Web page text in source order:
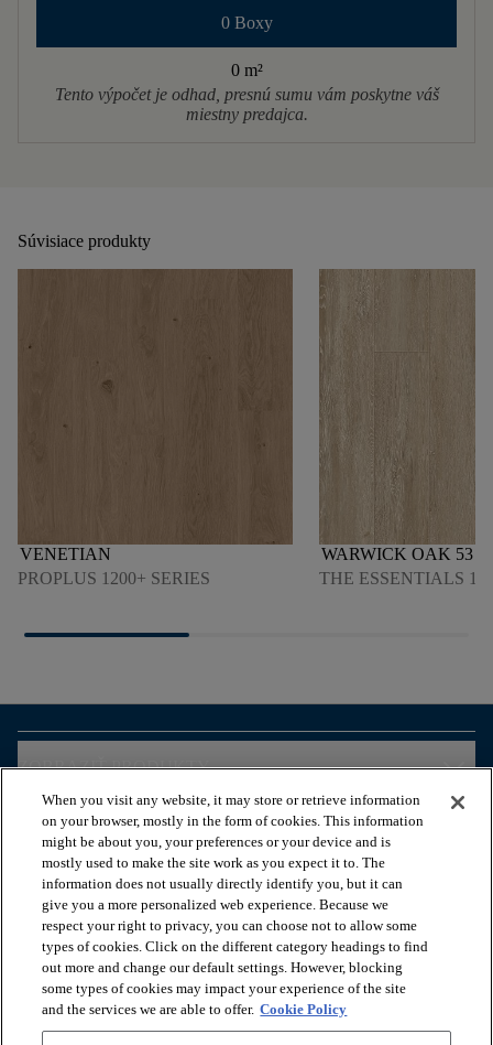
0 Boxy
0 m²
Tento výpočet je odhad, presnú sumu vám poskytne váš
miestny predajca.
Súvisiace produkty
VENETIAN
PROPLUS 1200+ SERIES
WARWICK OAK 53
THE ESSENTIALS
ZOBRAZIŤ PRODUKTY arrow_forward_ios
ZOBRAZIŤ ZDROJE
OUR SERVICES
O NÁS
When you visit any website, it may store or retrieve information
on your browser, mostly in the form of cookies. This information
might be about you, your preferences or your device and is
mostly used to make the site work as you expect it to. The
information does not usually directly identify you, but it can
give you a more personalized web experience. Because we
respect your right to privacy, you can choose not to allow some
types of cookies. Click on the different category headings to find
out more and change our default settings. However, blocking
some types of cookies may impact your experience of the site
and the services we are able to offer. Cookie Policy